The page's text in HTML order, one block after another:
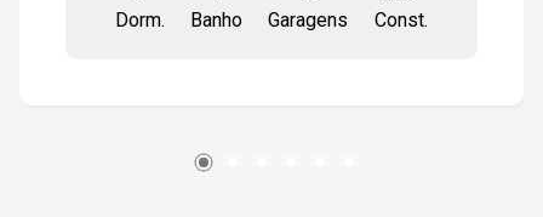
de serviço é bem distribuída. São 2 dormitórios,
garantindo um ambiente moderno e de fácil
Dorm.
Banho
Garagens
Const.